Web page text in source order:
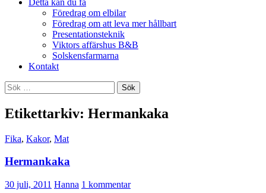
Föredrag om elbilar
Föredrag om att leva mer hållbart
Presentationsteknik
Viktors affärshus B&B
Solskensfarmarna
Kontakt
Sök
efter:
Etikettarkiv: Hermankaka
Fika, Kakor, Mat
Hermankaka
30 juli, 2011 Hanna 1 kommentar